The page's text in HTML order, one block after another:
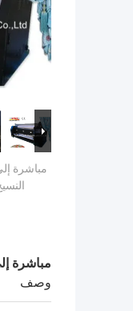
مباشرة
مباشرة
وصف